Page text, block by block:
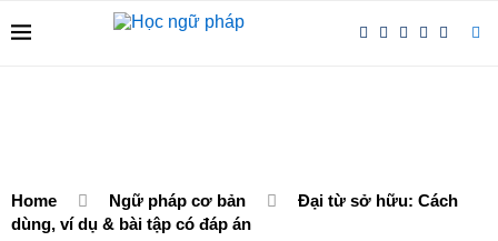
Home Ngữ pháp cơ bản
Đại từ sở hữu: Cách
dùng, ví dụ & bài tập có đáp án